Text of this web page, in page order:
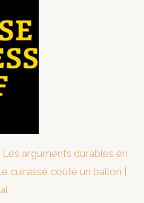
arguments durables en
cuirassé coûte un ballon |